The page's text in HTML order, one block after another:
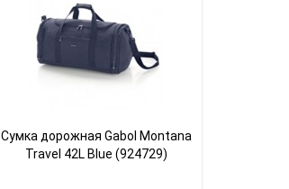
Сумка дорожная Gabol Montana
Travel 42L Blue (924729)